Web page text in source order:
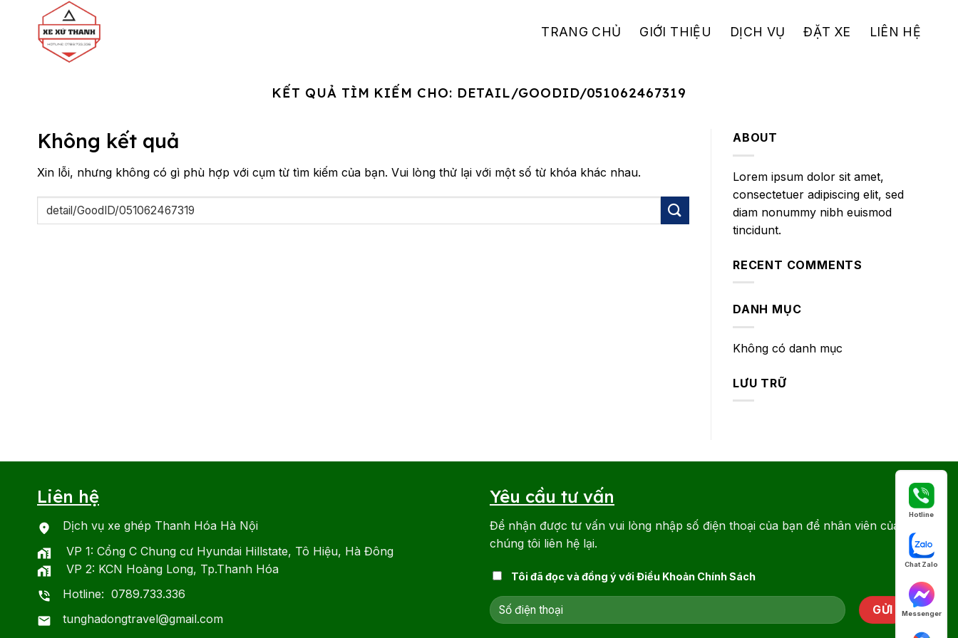
TRANG CHỦ GIỚI THIỆU DỊCH VỤ ĐẶT XE LIÊN HỆ
KẾT QUẢ TÌM KIẾM CHO: DETAIL/GOODID/051062467319
Không kết quả
Xin lỗi, nhưng không có gì phù hợp với cụm từ tìm kiếm của bạn. Vui lòng thử lại với một số từ khóa khác nhau.
ABOUT
Lorem ipsum dolor sit amet,
consectetuer adipiscing elit, sed
diam nonummy nibh euismod
tincidunt.
RECENT COMMENTS
DANH MỤC
Không có danh mục
LƯU TRỮ
Liên hệ
Dịch vụ xe ghép Thanh Hóa Hà Nội
VP 1: Cổng C Chung cư Hyundai Hillstate, Tô Hiệu, Hà Đông
VP 2: KCN Hoàng Long, Tp.Thanh Hóa
Hotline: 0789.733.336
tunghadongtravel@gmail.com
Yêu cầu tư vấn
Để nhận được tư vấn vui lòng nhập số điện thoại của bạn để nhân viên của
chúng tôi liên hệ lại.
Tôi đã đọc và đồng ý với Điều Khoản Chính Sách
Hotline
Chat Zalo
Messenger